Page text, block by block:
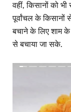
वहीं, किसानों को
पूर्वांचल के किसानों
बचाने के लिए शाम
से बचाया जा सके.